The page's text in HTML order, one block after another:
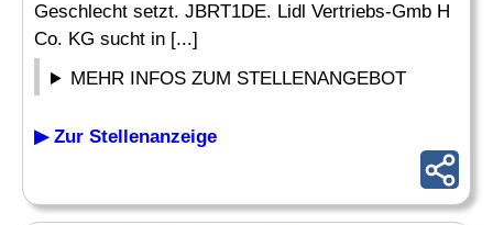
Geschlecht setzt. JBRT1DE. Lidl Vertriebs-Gmb H
Co. KG sucht in [...]
MEHR INFOS ZUM STELLENANGEBOT
▶ Zur Stellenanzeige